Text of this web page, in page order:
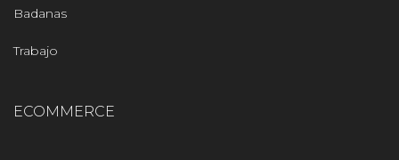
Badanas
Trabajo
ECOMMERCE